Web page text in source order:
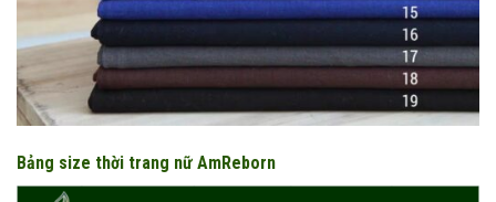
Bảng size thời trang nữ AmReborn